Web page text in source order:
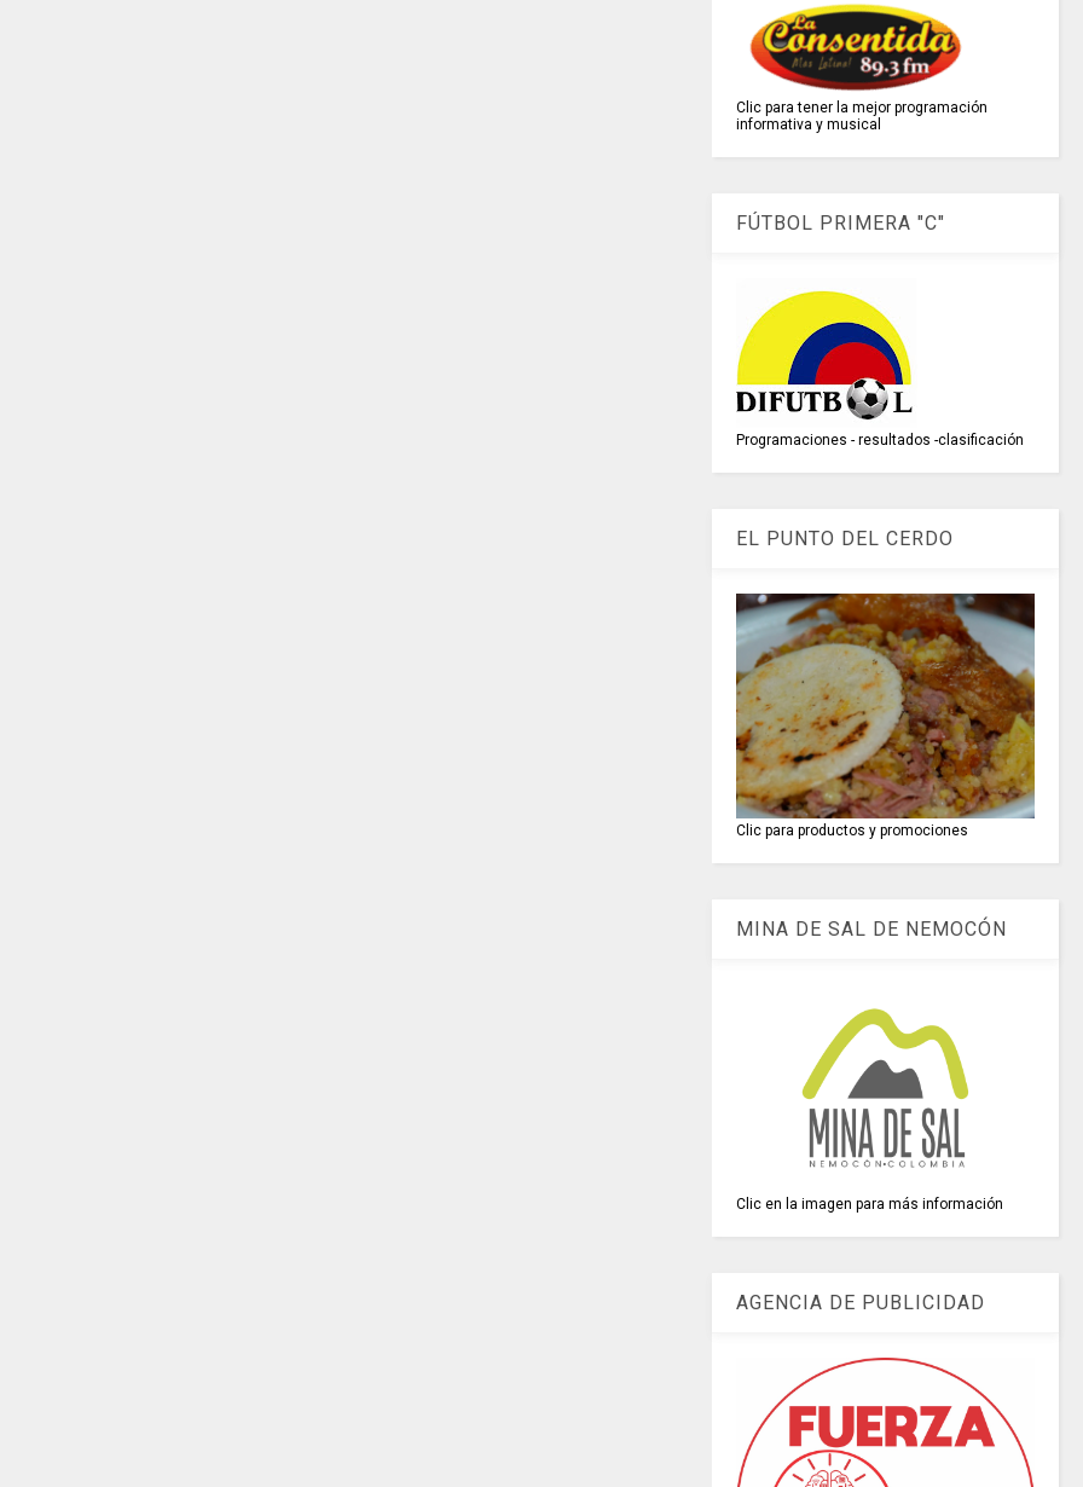
Clic para tener la mejor programación
informativa y musical
FÚTBOL PRIMERA "C"
Programaciones - resultados -clasificación
EL PUNTO DEL CERDO
Clic para productos y promociones
MINA DE SAL DE NEMOCÓN
Clic en la imagen para más información
AGENCIA DE PUBLICIDAD